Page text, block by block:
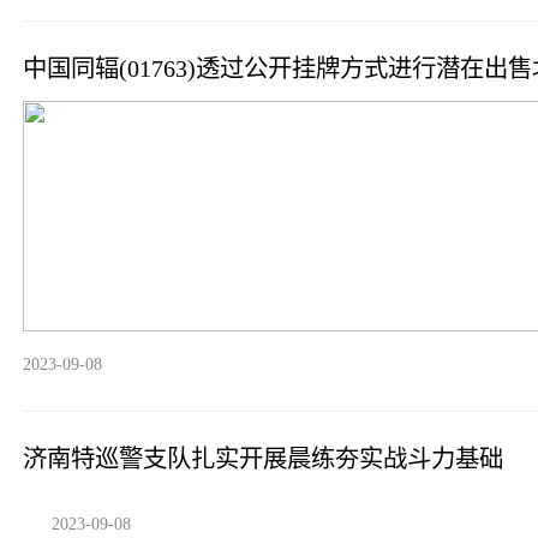
中国同辐(01763)透过公开挂牌方式进行潜在出
2023-09-08
济南特巡警支队扎实开展晨练夯实战斗力基础
2023-09-08